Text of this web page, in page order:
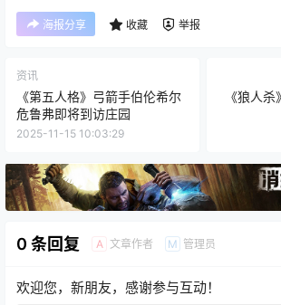
海报分享 收藏 举报
资讯
《第五人格》弓箭手伯伦希尔
危鲁弗即将到访庄园
2025-11-15 10:03:29
《狼人
0 条回复 A 文章作者 M 管理员
欢迎您，新朋友，感谢参与互动！